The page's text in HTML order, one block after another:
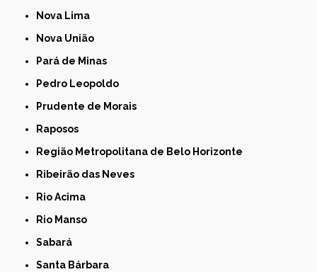
Nova Lima
Nova União
Pará de Minas
Pedro Leopoldo
Prudente de Morais
Raposos
Região Metropolitana de Belo Horizonte
Ribeirão das Neves
Rio Acima
Rio Manso
Sabará
Santa Bárbara